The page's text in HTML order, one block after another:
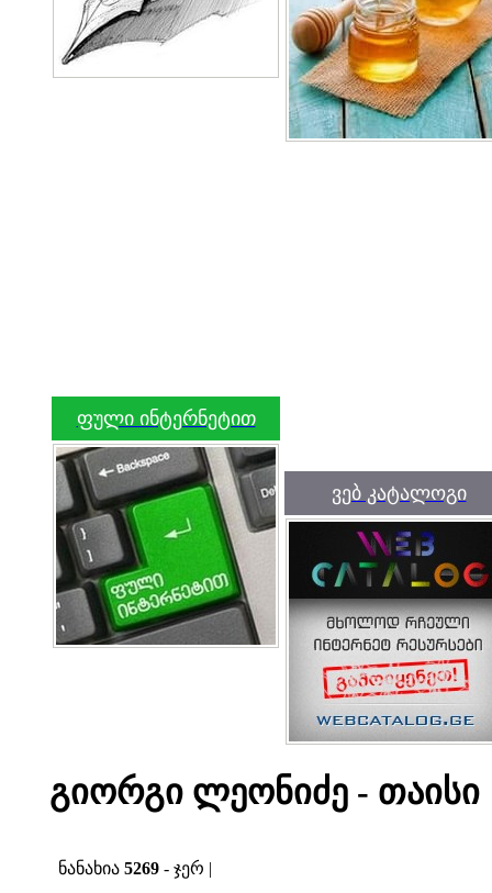
ფული ინტერნეტით
ვებ კატალოგი
გიორგი ლეონიძე - თაისი
ნანახია 5269 - ჯერ |